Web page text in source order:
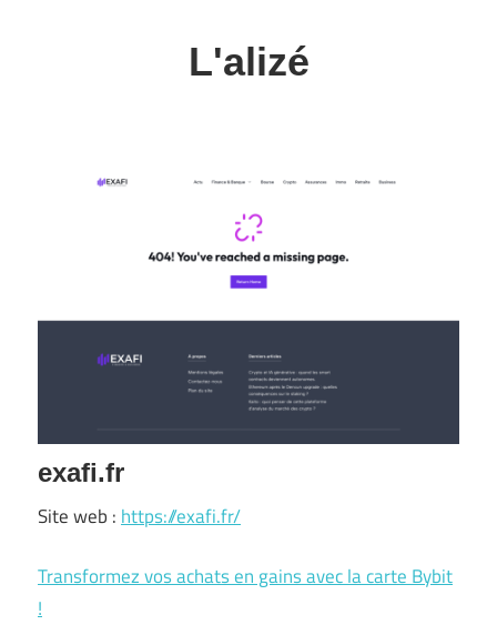
L'alizé
exafi.fr
Site web : https://exafi.fr/
Transformez vos achats en gains avec la carte Bybit
!